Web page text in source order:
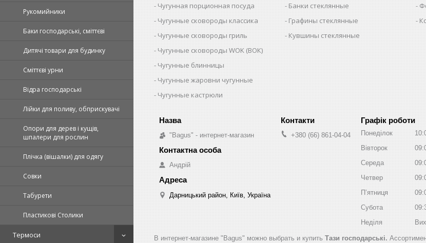
Рукомийники
Баки господарські, сміттєві
Дитячі товари для будинку
Сміттєві урни
Відра господарські
Лійки для поливу, обприскувачі
Опори для дерев і кущів,
шпалери для рослин
Плічка (вішалки) для одягу
Совки
Табурети
Пластикові Столики
Термоси
Чугунная порционная посуда
Чугунные сковороды классика
Чугунные сковороды гриль
Чугунные сковороды WOK (ВОК)
Чугунные блинницы
Чугунные жаровни чугунные
Чугунные кастрюли
Банки стеклянные
Графины стеклянные
Кувшины стеклянные
"Bagus" - интернет-магазин
Андрій
Дарницький район, Київ, Україна
+380 (66) 861-04-04
Графік роботи
Понеділок
Вівторок
Середа
Четвер
Пʼятниця
Субота
Неділя
В интернет-магазине "Bagus" можно выбрать и купить Тази господарські.